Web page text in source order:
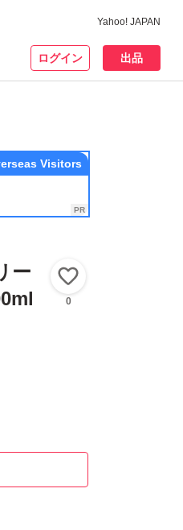
Yahoo! JAPAN
ログイン 出品
Visitors
ー
0